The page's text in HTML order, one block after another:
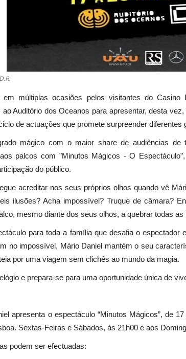
em múltiplas ocasiões pelos visitantes do
ao Auditório dos Oceanos para apresentar, desta
de actuações que promete surpreender diferentes
mágico com o maior share de audiências de
palcos com "Minutos Mágicos - O
do público.
acreditar nos seus próprios olhos quando vê
ilusões? Acha impossível? Truque de câmara?
mesmo diante dos seus olhos, a quebrar todas as
para toda a família que desafia o
no impossível, Mário Daniel mantém o seu
por uma viagem sem clichés ao mundo da magia.
e prepara-se para uma oportunidade única de
apresenta o espectáculo “Minutos Mágicos”, de
Sextas-Feiras e Sábados, às 21h00 e aos
podem ser efectuadas:
Cultura